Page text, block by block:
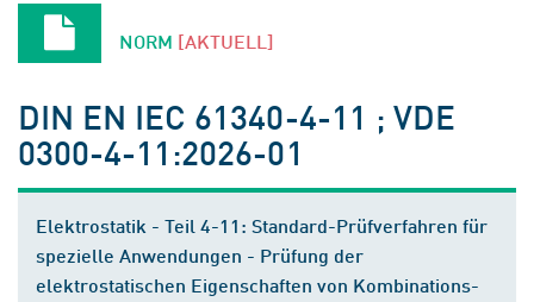
NORM [AKTUELL]
DIN EN IEC 61340-4-11 ; VDE
0300-4-11:2026-01
Elektrostatik - Teil 4-11: Standard-Prüfverfahren für
spezielle Anwendungen - Prüfung der
elektrostatischen Eigenschaften von Kombinations-